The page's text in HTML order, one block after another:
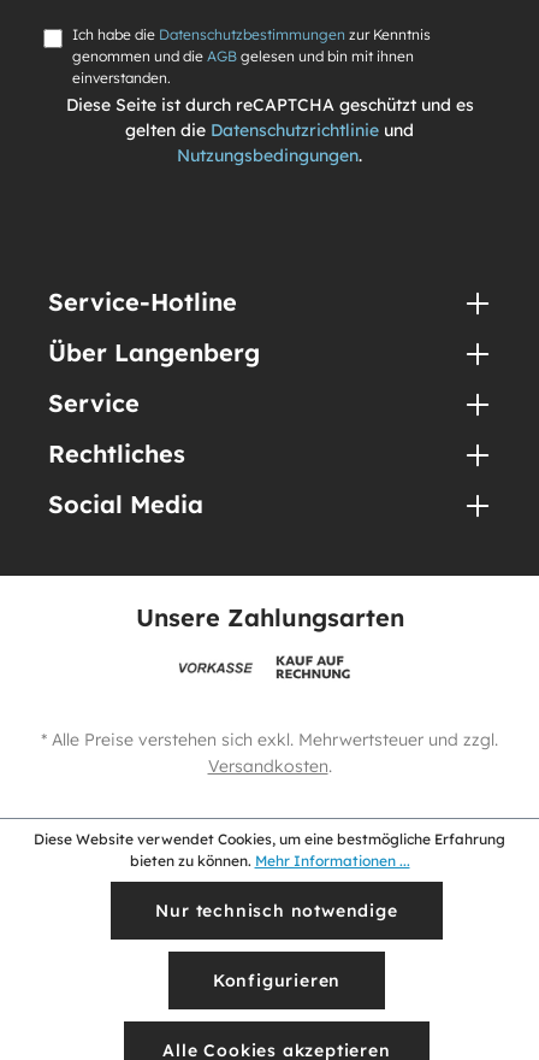
Ich habe die Datenschutzbestimmungen zur Kenntnis
genommen und die AGB gelesen und bin mit ihnen
einverstanden.
Diese Seite ist durch reCAPTCHA geschützt und es
gelten die Datenschutzrichtlinie und
Nutzungsbedingungen.
Service-Hotline
Über Langenberg
Service
Rechtliches
Social Media
Unsere Zahlungsarten
* Alle Preise verstehen sich exkl. Mehrwertsteuer und zzgl.
Versandkosten.
Diese Website verwendet Cookies, um eine bestmögliche Erfahrung
bieten zu können. Mehr Informationen ...
Nur technisch notwendige
Konfigurieren
Alle Cookies akzeptieren